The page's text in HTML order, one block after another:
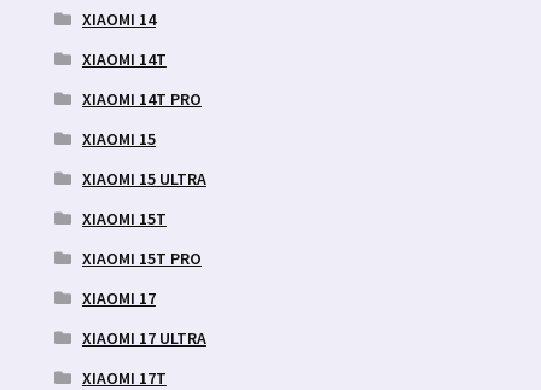
XIAOMI 14
XIAOMI 14T
XIAOMI 14T PRO
XIAOMI 15
XIAOMI 15 ULTRA
XIAOMI 15T
XIAOMI 15T PRO
XIAOMI 17
XIAOMI 17 ULTRA
XIAOMI 17T